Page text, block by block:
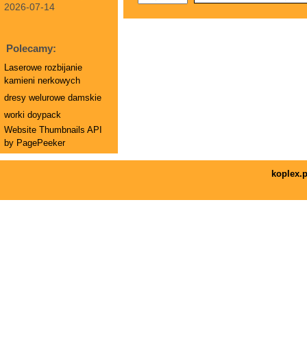
2026-07-14
Polecamy:
Laserowe rozbijanie
kamieni nerkowych
dresy welurowe damskie
worki doypack
Website Thumbnails API
by PagePeeker